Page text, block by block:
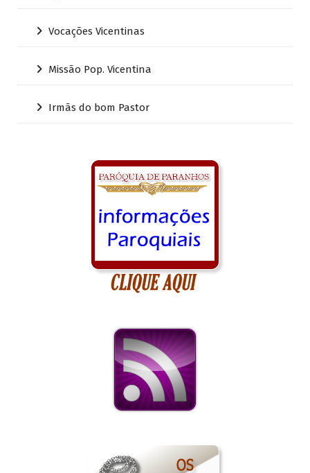
Vocações Vicentinas
Missão Pop. Vicentina
Irmãs do bom Pastor